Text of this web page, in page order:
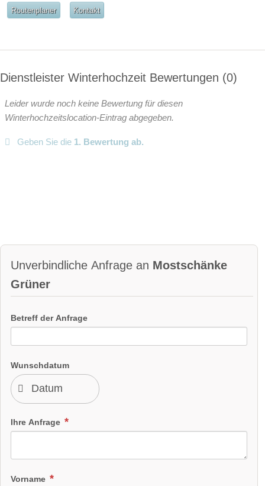
Video
Routenplaner Kontakt
Dienstleister Winterhochzeit Bewertungen 0
Leider wurde noch keine Bewertung für diesen
Winterhochzeitslocation-Eintrag abgegeben.
Geben Sie die 1. Bewertung ab.
Unverbindliche Anfrage an Mostschänke
Grüner
Betreff der Anfrage
Wunschdatum
Ihre Anfrage
Vorname